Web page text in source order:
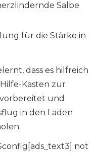
Salbe
für die Stärke in
dass es hilfreich
Kasten zur
und
in den Laden
not